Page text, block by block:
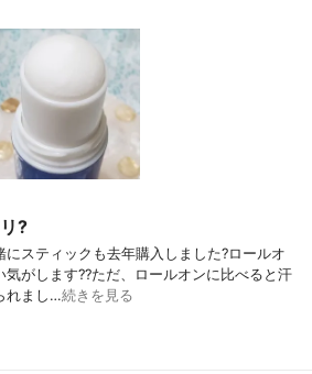
?
スティックも去年購入しました?ロールオ
がします??ただ、ロールオンに比べると汗
れまし…続きを見る